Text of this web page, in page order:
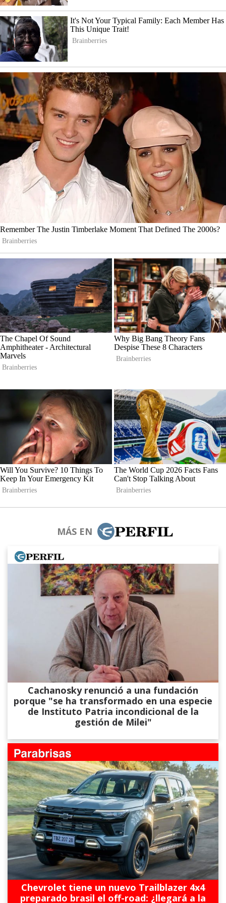
MÁS EN
Cachanosky renunció a una fundación
porque "se ha transformado en una especie
de Instituto Patria incondicional de la
gestión de Milei"
Chevrolet tiene un nuevo Trailblazer 4x4
preparado brasil el off-road: ¿llegará a la